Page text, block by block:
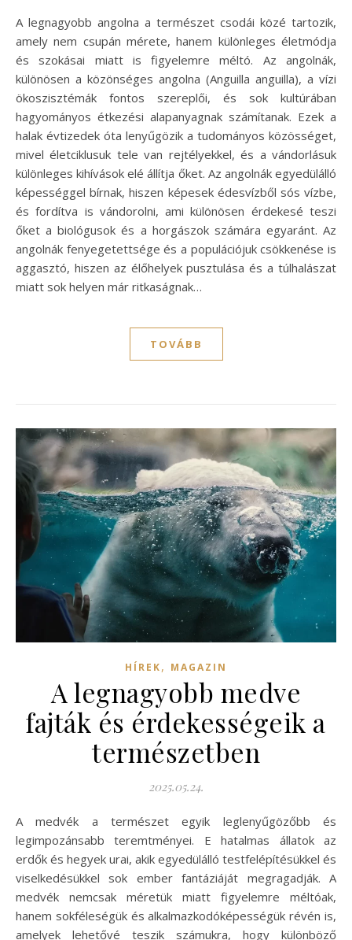
A legnagyobb angolna a természet csodái közé tartozik,
amely nem csupán mérete, hanem különleges életmódja
és szokásai miatt is figyelemre méltó. Az angolnák,
különösen a közönséges angolna (Anguilla anguilla), a vízi
ökoszisztémák fontos szereplői, és sok kultúrában
hagyományos étkezési alapanyagnak számítanak. Ezek a
halak évtizedek óta lenyűgözik a tudományos közösséget,
mivel életciklusuk tele van rejtélyekkel, és a vándorlásuk
különleges kihívások elé állítja őket. Az angolnák egyedülálló
képességgel bírnak, hiszen képesek édesvízből sós vízbe,
és fordítva is vándorolni, ami különösen érdekesé teszi
őket a biológusok és a horgászok számára egyaránt. Az
angolnák fenyegetettsége és a populációjuk csökkenése is
aggasztó, hiszen az élőhelyek pusztulása és a túlhalászat
miatt sok helyen már ritkaságnak…
TOVÁBB
HÍREK, MAGAZIN
A legnagyobb medve
fajták és érdekességeik a
természetben
2025.05.24.
A medvék a természet egyik leglenyűgözőbb és
legimpozánsabb teremtményei. E hatalmas állatok az
erdők és hegyek urai, akik egyedülálló testfelépítésükkel és
viselkedésükkel sok ember fantáziáját megragadják. A
medvék nemcsak méretük miatt figyelemre méltóak,
hanem sokféleségük és alkalmazkodóképességük révén is,
amelyek lehetővé teszik számukra, hogy különböző